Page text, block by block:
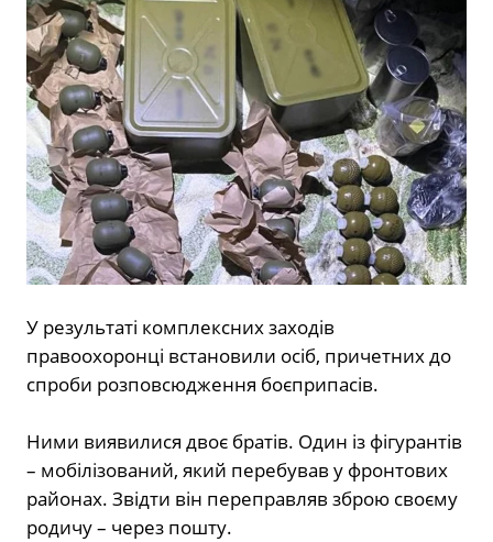
У результаті комплексних заходів
правоохоронці встановили осіб, причетних до
спроби розповсюдження боєприпасів.
Ними виявилися двоє братів. Один із фігурантів
– мобілізований, який перебував у фронтових
районах. Звідти він переправляв зброю своєму
родичу – через пошту.